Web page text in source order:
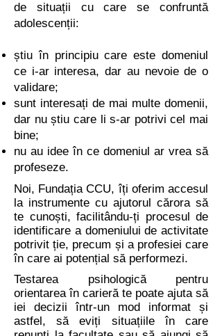
de situații cu care se confruntă
adolescenții:
știu în principiu care este domeniul
ce i-ar interesa, dar au nevoie de o
validare;
sunt interesați de mai multe domenii,
dar nu știu care li s-ar potrivi cel mai
bine;
nu au idee în ce domeniul ar vrea să
profeseze.
Noi, Fundația CCU, îți oferim accesul
la instrumente cu ajutorul cărora să
te cunoști, facilitându-ți procesul de
identificare a domeniului de activitate
potrivit ție, precum și a profesiei care
în care ai potențial să performezi.
Testarea psihologică pentru
orientarea în carieră te poate ajuta să
iei decizii într-un mod informat și
astfel, să eviți situațiile în care